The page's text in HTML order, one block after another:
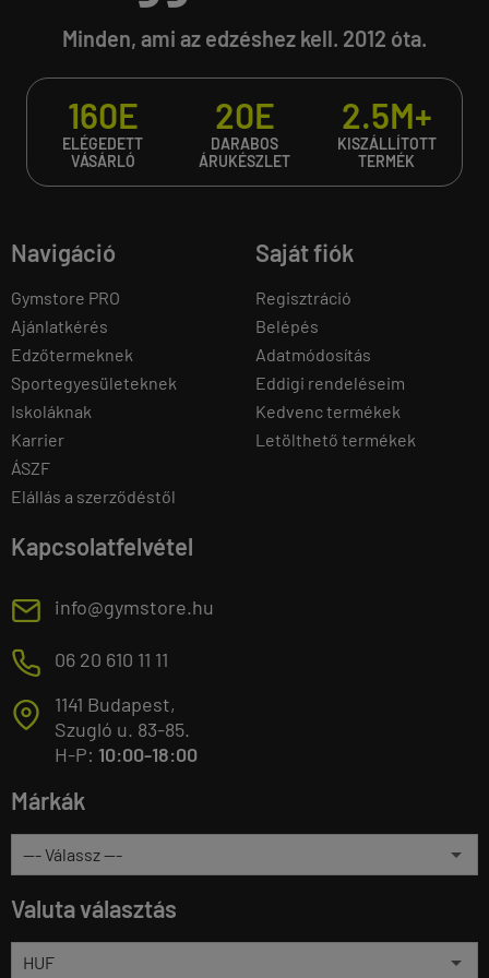
Minden, ami az edzéshez kell. 2012 óta.
160E
ELÉGEDETT
VÁSÁRLÓ
20E
DARABOS
ÁRUKÉSZLET
2.5M+
KISZÁLLÍTOTT
TERMÉK
Navigáció
Gymstore PRO
Ajánlatkérés
Edzőtermeknek
Sportegyesületeknek
Iskoláknak
Karrier
ÁSZF
Elállás a szerződéstől
Saját fiók
Regisztráció
Belépés
Adatmódosítás
Eddigi rendeléseim
Kedvenc termékek
Letölthető termékek
Kapcsolatfelvétel
E info@gymstore.hu
M 06 20 610 11 11
T
1141 Budapest,
Szugló u. 83-85.
H-P: 10:00-18:00
Márkák
Valuta választás